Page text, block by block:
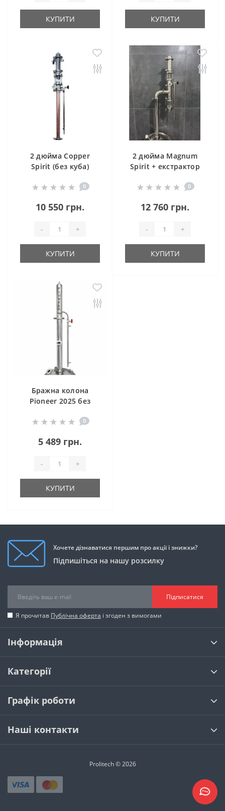
КУПИТИ КУПИТИ
2 дюйма Copper
Spirit (без куба)
0
10 550 грн.
- +
КУПИТИ
2 дюйма Magnum
Spirit + екстрактор
0
12 760 грн.
- +
КУПИТИ
Бражна колона
Pioneer 2025 без
0
5 489 грн.
- +
КУПИТИ
Хочете дізнаватися першим про акції і знижки?
Підпишіться на нашу розсилку
Підписатися
Я прочитав Публічна оферта і згоден з вимогами
Інформація
Категорії
Графік роботи
Наші контакти
Prolitech © 2026